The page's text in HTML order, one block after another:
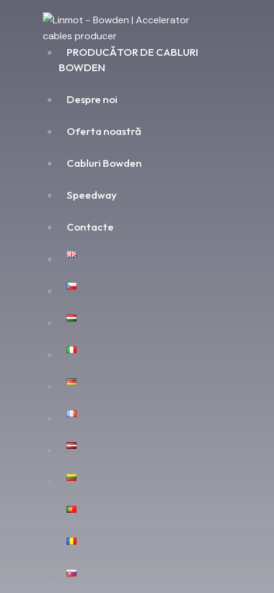
PRODUCĂTOR DE CABLURI
BOWDEN
Despre noi
Oferta noastră
Cabluri Bowden
Speedway
Contacte